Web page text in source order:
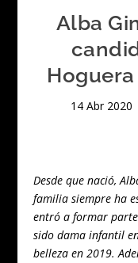
Alba
14 Abr 2020
Desde que nació,
familia siempre ha
entró a formar
sido dama infantil
belleza en 2019.